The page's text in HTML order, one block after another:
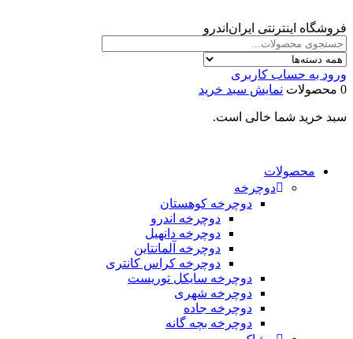
فروشگاه اینترنتی ایران‌اندرو
ورود به حساب کاربری
0 محصولات
نمایش سبد خرید
سبد خرید شما خالی است.
محصولات
دوچرخه
دوچرخه کوهستان
دوچرخه اندرو
دوچرخه دانهیل
دوچرخه آلمانتاین
دوچرخه کراس کانتری
دوچرخه سایکل توریست
دوچرخه شهری
دوچرخه جاده
دوچرخه بچه گانه